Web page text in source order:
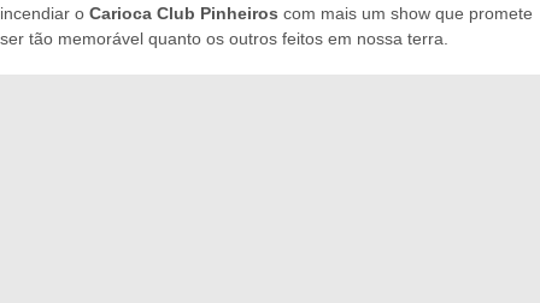
incendiar o Carioca Club Pinheiros com mais um show que promete
ser tão memorável quanto os outros feitos em nossa terra.